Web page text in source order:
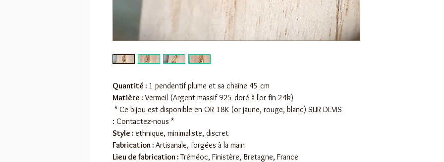
Quantité : 1 pendentif plume et sa chaîne 45 cm
Matière : Vermeil (Argent massif 925 doré à l'or fin 24k)
* Ce bijou est disponible en OR 18K (or jaune, rouge, blanc) SUR DEVIS
: Contactez-nous *
Style : ethnique, minimaliste, discret
Fabrication : Artisanale, forgées à la main
Lieu de fabrication :Tréméoc, Finistère, Bretagne, France